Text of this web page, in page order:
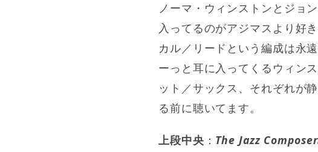
ノーマ・ウィンストンとジョ
入ってるのがアジマスより好
カル／リードという編成は永
ーっと耳に入ってくるウィン
ット／サックス、それぞれが
る前に聴いてます。
上段中央 ： The Jazz